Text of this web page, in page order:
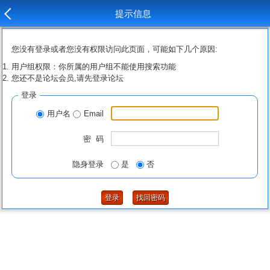
提示信息
您没有登录或者您没有权限访问此页面，可能如下几个原因:
用户组权限：你所属的用户组不能使用搜索功能
您还不是论坛会员,请先登录论坛
登录
用户名 Email
密 码
隐身登录 是 否